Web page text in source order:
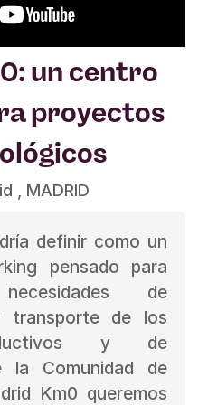
un centro
proyectos
, MADRID
definir como un
pensado para
de
transporte de los
y de
la Comunidad de
Km0 queremos